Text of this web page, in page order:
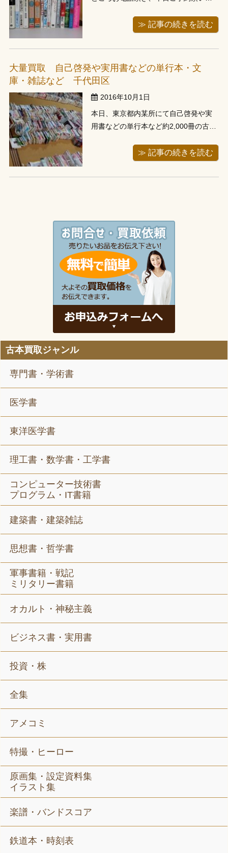
る埼玉県川口市内にてお譲り頂きまし
10分もかからずに到着、お伺いすると
買取りご希望の本は段ボール4箱にまと
めておられました。お譲り頂きまし...
≫ 記事の続きを読む
大量買取 自己啓発や実用書などの単行本・文
庫・雑誌など 千代田区
2016年10月1日
本日、東京都内某所にて自己啓発や実
用書などの単行本など約2,000冊の古本
頂いた際に、値段が付かない本があっ
り、量が500～1000冊とお聞きしてお
≫ 記事の続きを読む
古本買取ジャンル
専門書・学術書
医学書
東洋医学書
理工書・数学書・工学書
コンピューター技術書
プログラム・IT書籍
建築書・建築雑誌
思想書・哲学書
軍事書籍・戦記
ミリタリー書籍
オカルト・神秘主義
ビジネス書・実用書
投資・株
全集
アメコミ
特撮・ヒーロー
原画集・設定資料集
イラスト集
楽譜・バンドスコア
鉄道本・時刻表